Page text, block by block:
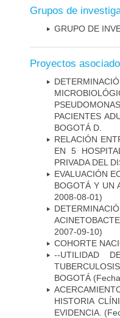
Grupos de
GRUPO DE
Proyectos
PACIENTES
BOGOTÁ D.
RELACIÓN
EN 5
PRIVADA DEL
EVALUACIÓN
BOGOTÁ Y UN
2008-08-01)
2007-09-10)
COHORTE
--UTILIDAD
BOGOTÁ
HISTORIA
EVIDENCIA.